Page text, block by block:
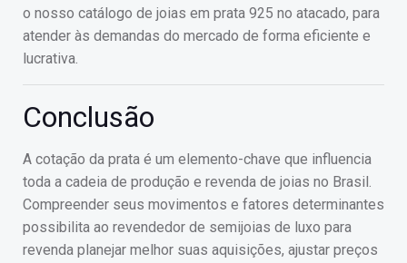
o nosso catálogo de joias em prata 925 no atacado, para
atender às demandas do mercado de forma eficiente e
lucrativa.
Conclusão
A cotação da prata é um elemento-chave que influencia
toda a cadeia de produção e revenda de joias no Brasil.
Compreender seus movimentos e fatores determinantes
possibilita ao revendedor de semijoias de luxo para
revenda planejar melhor suas aquisições, ajustar preços